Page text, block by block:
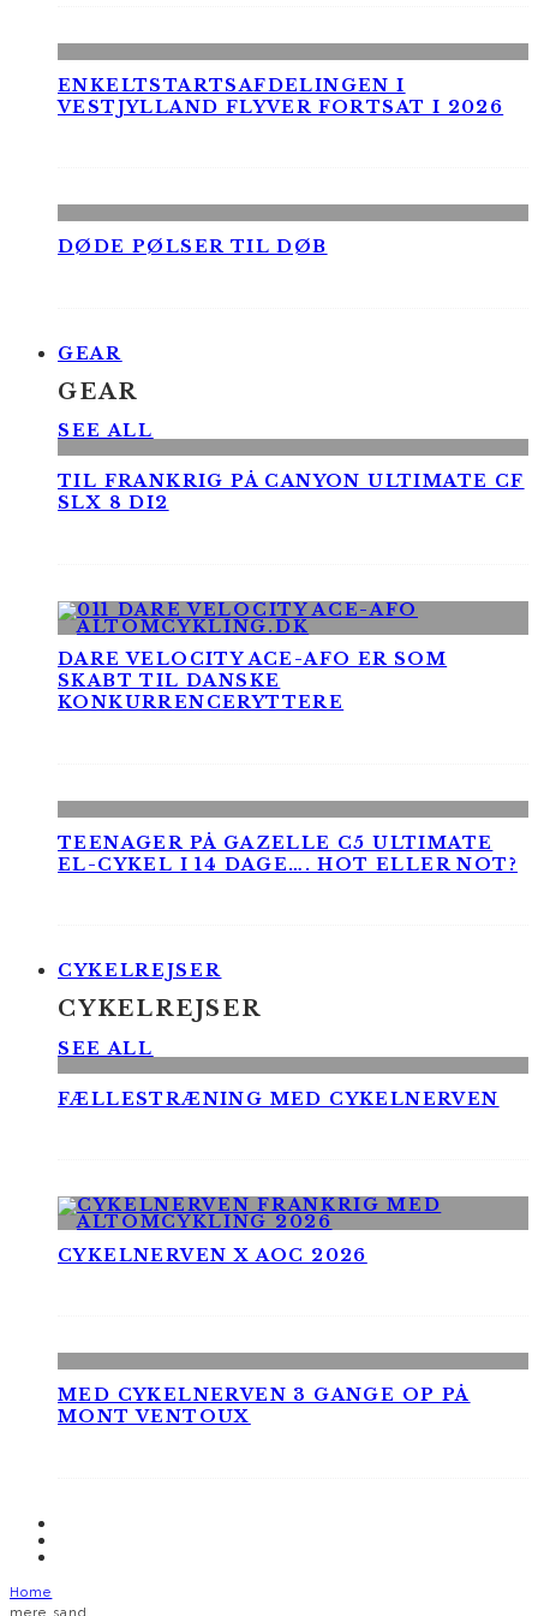
ENKELTSTARTSAFDELINGEN I
VESTJYLLAND FLYVER FORTSAT I 2026
DØDE PØLSER TIL DØB
GEAR
GEAR
SEE ALL
TIL FRANKRIG PÅ CANYON ULTIMATE CF
SLX 8 DI2
DARE VELOCITY ACE-AFO ER SOM
SKABT TIL DANSKE
KONKURRENCERYTTERE
TEENAGER PÅ GAZELLE C5 ULTIMATE
EL-CYKEL I 14 DAGE…. HOT ELLER NOT?
CYKELREJSER
CYKELREJSER
SEE ALL
FÆLLESTRÆNING MED CYKELNERVEN
CYKELNERVEN X AOC 2026
MED CYKELNERVEN 3 GANGE OP PÅ
MONT VENTOUX
Home
mere sand